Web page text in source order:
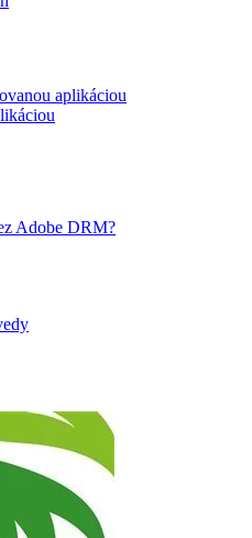
aplikáciou
Adobe DRM?